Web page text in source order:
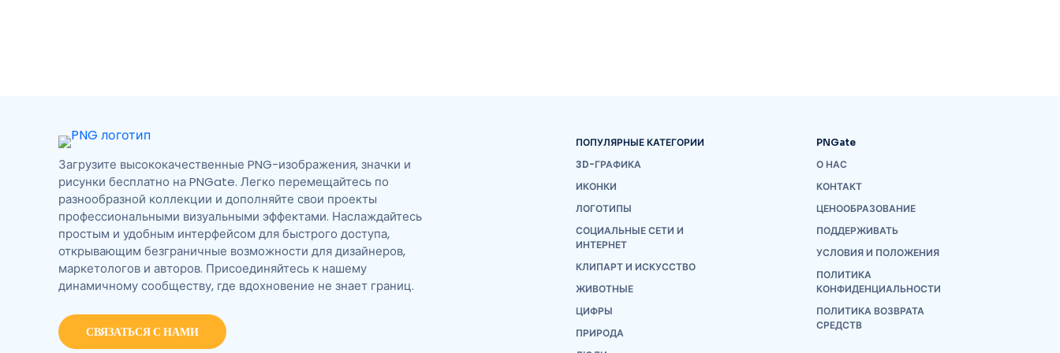
Загрузите высококачественные PNG-изображения, значки и
рисунки бесплатно на PNGate. Легко перемещайтесь по
разнообразной коллекции и дополняйте свои проекты
профессиональными визуальными эффектами. Наслаждайтесь
простым и удобным интерфейсом для быстрого доступа,
открывающим безграничные возможности для дизайнеров,
маркетологов и авторов. Присоединяйтесь к нашему
динамичному сообществу, где вдохновение не знает границ.
СВЯЗАТЬСЯ С НАМИ
ПОПУЛЯРНЫЕ КАТЕГОРИИ
3D-ГРАФИКА
ИКОНКИ
ЛОГОТИПЫ
СОЦИАЛЬНЫЕ СЕТИ И
ИНТЕРНЕТ
КЛИПАРТ И ИСКУССТВО
ЖИВОТНЫЕ
ЦИФРЫ
ПРИРОДА
PNGate
О НАС
КОНТАКТ
ЦЕНООБРАЗОВАНИЕ
ПОДДЕРЖИВАТЬ
УСЛОВИЯ И ПОЛОЖЕНИЯ
ПОЛИТИКА
КОНФИДЕНЦИАЛЬНОСТИ
ПОЛИТИКА ВОЗВРАТА
СРЕДСТВ